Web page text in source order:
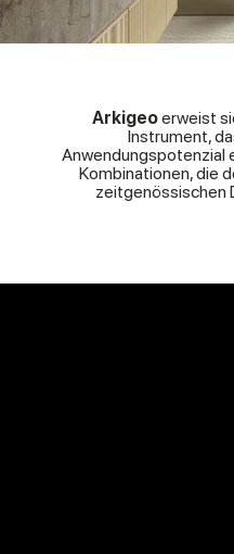
Arkigeoerweist
Instrument,
Anwendungspotenzial
Kombinationen, die
zeitgenössischen